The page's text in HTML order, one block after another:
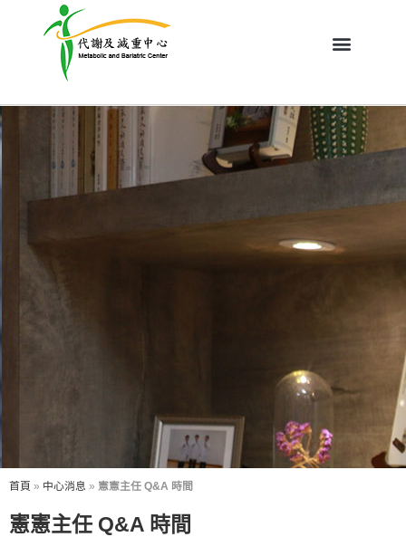
首頁 » 中心消息 » 憲憲主任 Q&A 時間
憲憲主任 Q&A 時間